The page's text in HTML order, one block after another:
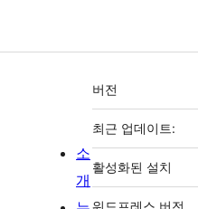
기
초
버전
최근 업데이트:
활성화된 설치
소
개